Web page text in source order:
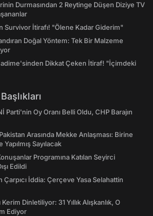
Durmasından 2 Reytinge Düşen Diziye TV
Survivor İtirafı! "Ölene Kadar Giderim"
Doğal Yöntem: Tek Bir Malzeme
Dikkat Çeken İtiraf! "İçimdeki
Parti'nin Oy Oranı Belli Oldu, CHP Barajın
Arasında Mekke Anlaşması: Birine
Yapılmış Sayılacak
Programına Katılan Seyirci
Edildi
İddia: Çerçeve Yasa Selahattin
Dinletiliyor: 31 Yıllık Alışkanlık, O
Ediyor